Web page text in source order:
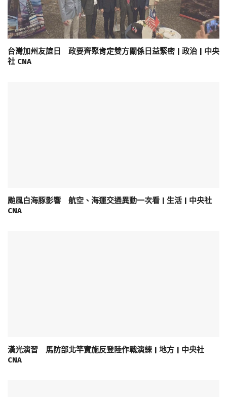
台灣加州友誼日 政要齊聚肯定雙方關係日益緊密 | 政治 | 中央
社 CNA
颱風白海豚影響 航空、海運交通異動一次看 | 生活 | 中央社
CNA
漢光演習 馬防部北竿實施反登陸作戰演練 | 地方 | 中央社
CNA